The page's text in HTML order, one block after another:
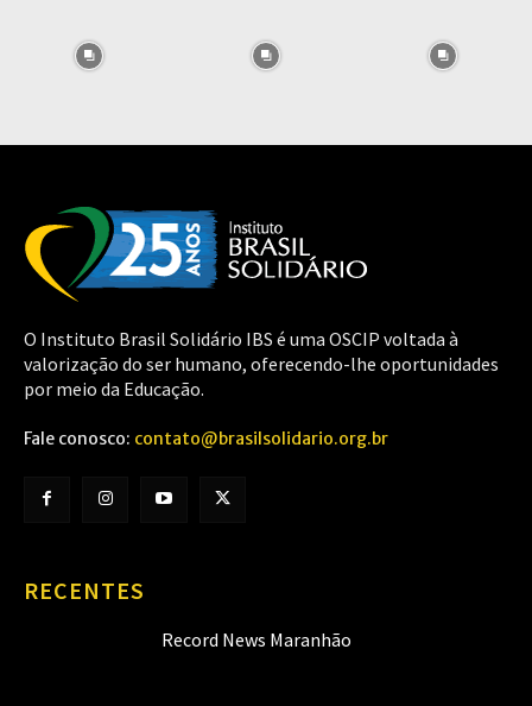
O Instituto Brasil Solidário IBS é uma OSCIP voltada à
valorização do ser humano, oferecendo-lhe oportunidades
por meio da Educação.
Fale conosco: contato@brasilsolidario.org.br
RECENTES
Record News Maranhão